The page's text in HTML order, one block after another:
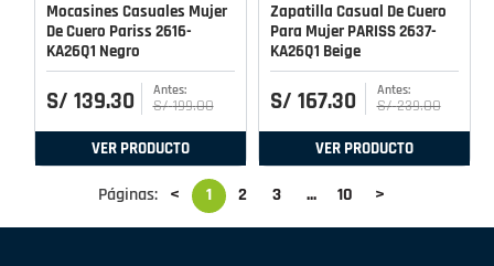
Mocasines Casuales Mujer
De Cuero Pariss 2616-
KA26Q1 Negro
S/ 139.30 S/ 199.00
VER PRODUCTO
Zapatilla Casual De Cuero
Para Mujer PARISS 2637-
KA26Q1 Beige
S/ 167.30 S/ 239.00
VER PRODUCTO
Páginas: < 1 2 3 ... 10 >